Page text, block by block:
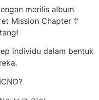
merilis album
Mission Chapter 1’
individu dalam bentuk